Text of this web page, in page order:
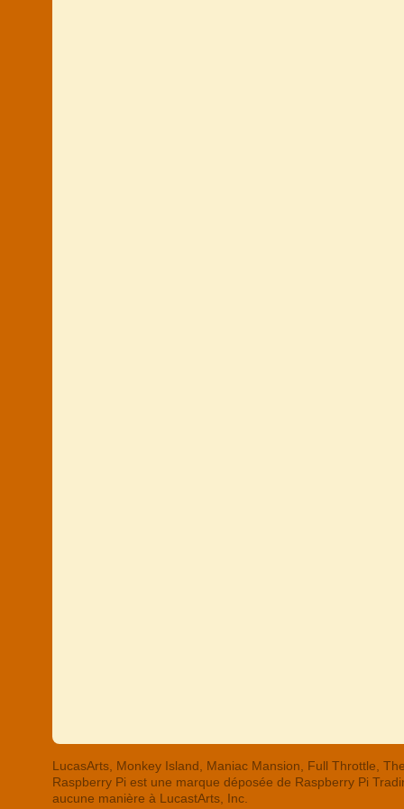
LucasArts, Monkey Island, Maniac Mansion, Full Throttle,
Raspberry Pi est une marque déposée de Raspberry Pi
aucune manière à LucastArts, Inc.